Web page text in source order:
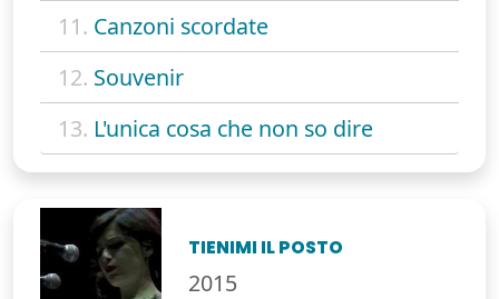
11. Canzoni scordate
12. Souvenir
13. L'unica cosa che non so dire
TIENIMI IL POSTO
2015